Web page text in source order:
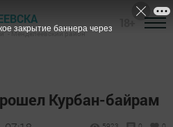
- Менделеевский район
Курбан-байрам
закрытие баннера через